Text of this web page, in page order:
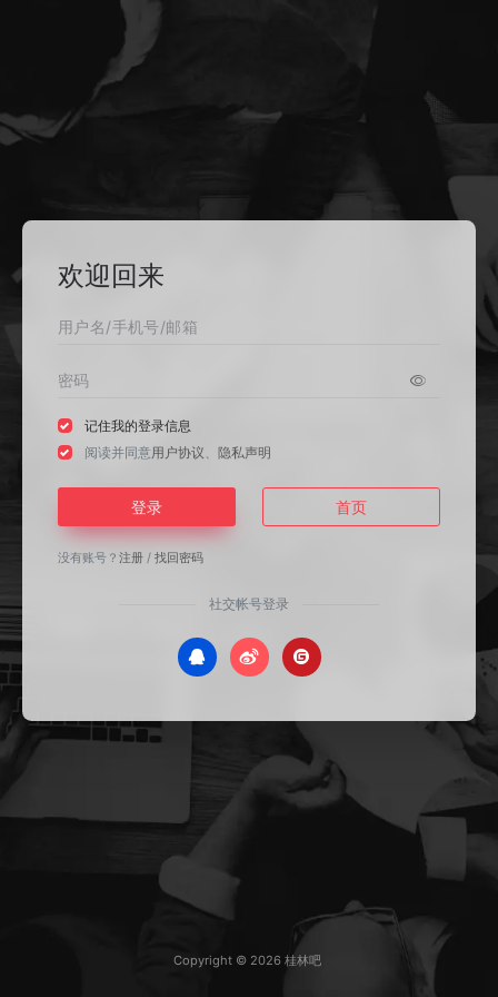
欢迎回来
记住我的登录信息
阅读并同意用户协议 隐私声明
登录 首页
没有账号？ 注册 / 找回密码
社交帐号登录
Copyright © 2026 桂林吧